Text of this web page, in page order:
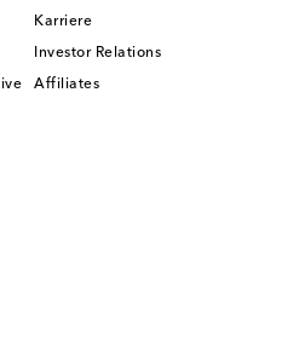
Karriere
Investor Relations
Affiliates